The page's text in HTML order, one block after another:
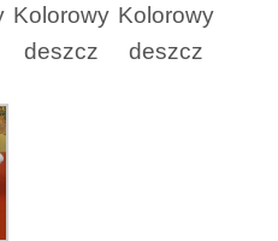
Kolorowy
deszcz
Kolorowy
deszcz